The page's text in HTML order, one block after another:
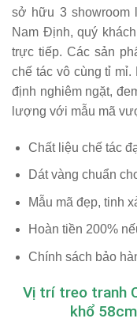
sở hữu 3 showroom
Nam Định, quý
trực tiếp. Các sản
chế tác vô cùng tỉ
định nghiêm ngặt,
lượng với mẫu mã
Chất liệu chế tác
Dát vàng chuẩn
Mẫu mã đẹp, tinh
Hoàn tiền 200%
Chính sách bảo
Vị trí treo tranh
khổ